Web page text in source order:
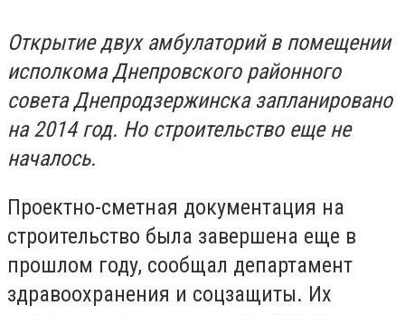
Открытие двух амбулаторий в помещении
исполкома Днепровского районного
совета Днепродзержинска запланировано
на 2014 год. Но строительство еще не
началось.
Проектно-сметная документация на
строительство была завершена еще в
прошлом году, сообщал департамент
здравоохранения и соцзащиты. Их